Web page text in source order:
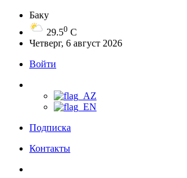
Баку
29.50 C
Четверг, 6 август 2026
Войти
Подписка
Контакты